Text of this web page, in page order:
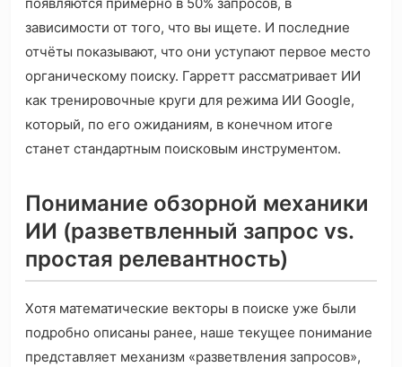
зависимости от того, что вы ищете. И последние
отчёты показывают, что они уступают первое место
органическому поиску. Гарретт рассматривает ИИ
как тренировочные круги для режима ИИ Google,
который, по его ожиданиям, в конечном итоге
станет стандартным поисковым инструментом.
Понимание обзорной механики
ИИ (разветвленный запрос vs.
простая релевантность)
Хотя математические векторы в поиске уже были
подробно описаны ранее, наше текущее понимание
представляет механизм «разветвления запросов»,